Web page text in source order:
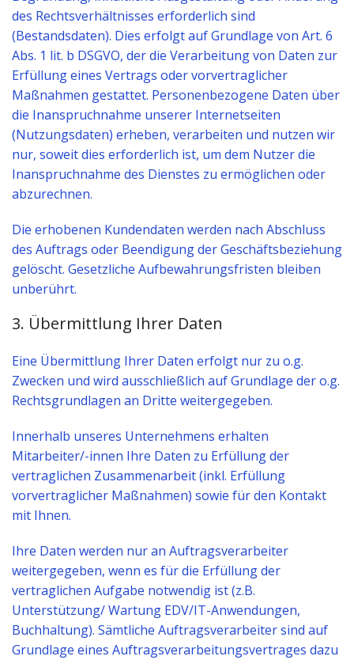
des Rechtsverhältnisses erforderlich sind
(Bestandsdaten). Dies erfolgt auf Grundlage von Art. 6
Abs. 1 lit. b DSGVO, der die Verarbeitung von Daten zur
Erfüllung eines Vertrags oder vorvertraglicher
Maßnahmen gestattet. Personenbezogene Daten über
die Inanspruchnahme unserer Internetseiten
(Nutzungsdaten) erheben, verarbeiten und nutzen wir
nur, soweit dies erforderlich ist, um dem Nutzer die
Inanspruchnahme des Dienstes zu ermöglichen oder
abzurechnen.
Die erhobenen Kundendaten werden nach Abschluss
des Auftrags oder Beendigung der Geschäftsbeziehung
gelöscht. Gesetzliche Aufbewahrungsfristen bleiben
unberührt.
3. Übermittlung Ihrer Daten
Eine Übermittlung Ihrer Daten erfolgt nur zu o.g.
Zwecken und wird ausschließlich auf Grundlage der o.g.
Rechtsgrundlagen an Dritte weitergegeben.
Innerhalb unseres Unternehmens erhalten
Mitarbeiter/-innen Ihre Daten zu Erfüllung der
vertraglichen Zusammenarbeit (inkl. Erfüllung
vorvertraglicher Maßnahmen) sowie für den Kontakt
mit Ihnen.
Ihre Daten werden nur an Auftragsverarbeiter
weitergegeben, wenn es für die Erfüllung der
vertraglichen Aufgabe notwendig ist (z.B.
Unterstützung/ Wartung EDV/IT-Anwendungen,
Buchhaltung). Sämtliche Auftragsverarbeiter sind auf
Grundlage eines Auftragsverarbeitungsvertrages dazu